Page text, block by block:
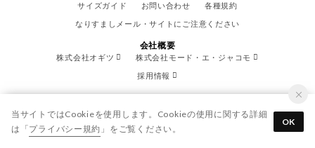
サイズガイド
お問い合わせ
各種規約
なりすましメール・サイトにご注意ください
会社概要
株式会社オギツ
株式会社モード・エ・ジャコモ
採用情報
© OGITSU CO.,LTD. / All Right Reserved.
当サイトではCookieを使用します。Cookieの使用に関する詳細
は「プライバシー規約 」をご覧ください。
OK